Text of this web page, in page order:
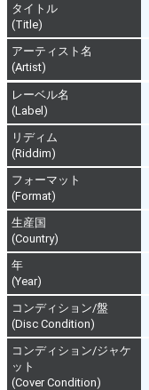
タイトル
(Title)
アーティスト名
(Artist)
レーベル名
(Label)
リディム
(Riddim)
フォーマット
(Format)
生産国
(Country)
年
(Year)
コンディション/盤
(Disc Condition)
コンディション/ジャケ
ット
(Cover Condition)